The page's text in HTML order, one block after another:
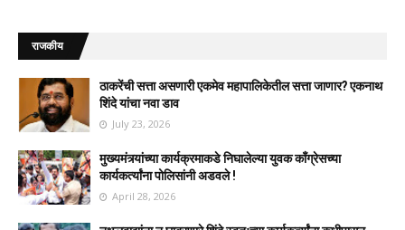
राजकीय
ठाकरेंची सत्ता असणारी एकमेव महापालिकेतील सत्ता जाणार? एकनाथ
शिंदे यांचा नवा डाव
July 23, 2026
मुख्यमंत्र्यांच्या कार्यक्रमाकडे निघालेल्या युवक काँग्रेसच्या
कार्यकर्त्यांना पोलिसांनी अडवले !
April 28, 2026